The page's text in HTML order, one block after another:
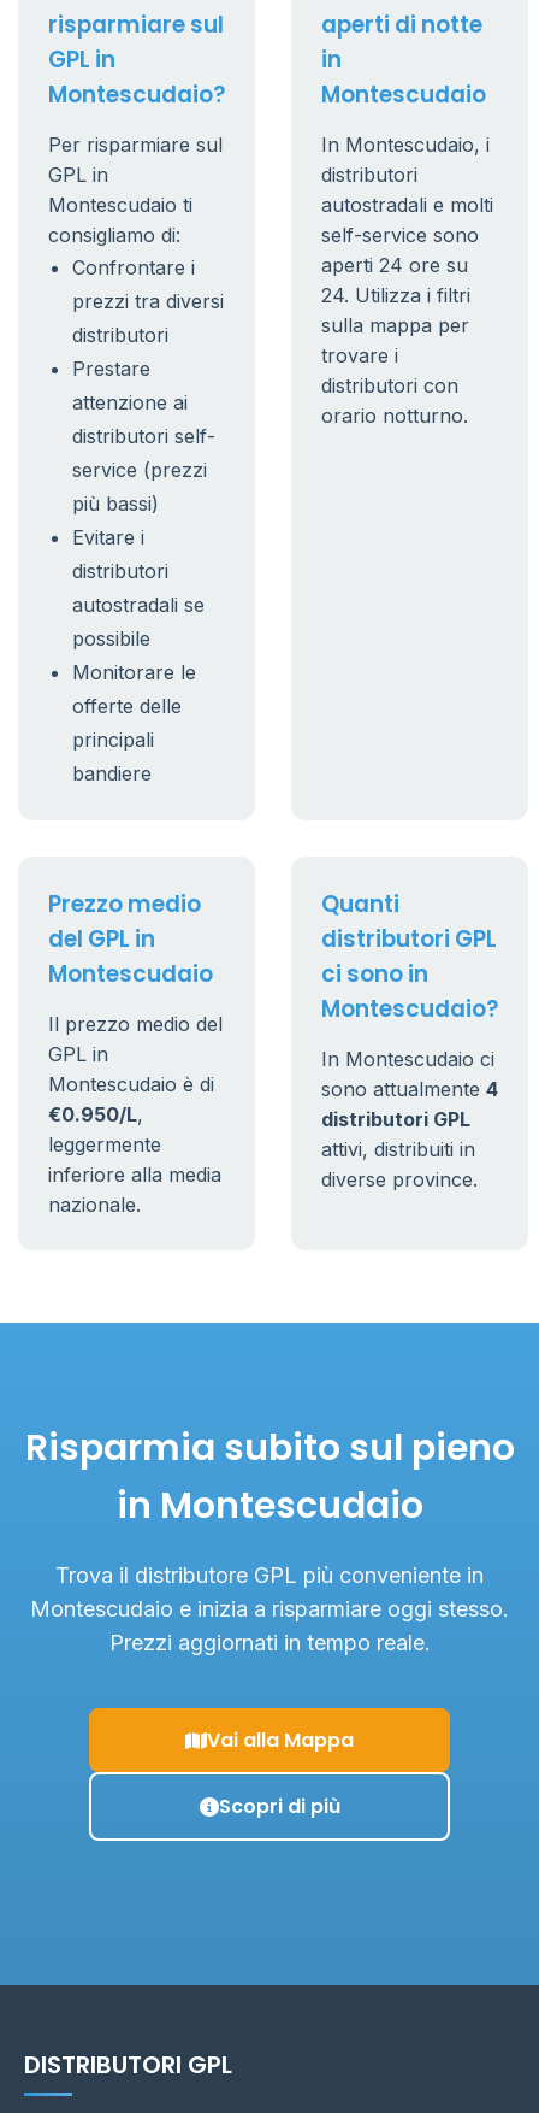
risparmiare sul
GPL in
Montescudaio?
Per risparmiare sul
GPL in
Montescudaio ti
consigliamo di:
Confrontare i
prezzi tra diversi
distributori
Prestare
attenzione ai
distributori self-
service (prezzi
più bassi)
Evitare i
distributori
autostradali se
possibile
Monitorare le
offerte delle
principali
bandiere
aperti di notte
in
Montescudaio
In Montescudaio, i
distributori
autostradali e molti
self-service sono
aperti 24 ore su
24. Utilizza i filtri
sulla mappa per
trovare i
distributori con
orario notturno.
Prezzo medio
del GPL in
Montescudaio
Il prezzo medio del
GPL in
Montescudaio è di
€0.950/L,
leggermente
inferiore alla media
nazionale.
Quanti
distributori GPL
ci sono in
Montescudaio?
In Montescudaio ci
sono attualmente 4
distributori GPL
attivi, distribuiti in
diverse province.
Risparmia subito sul pieno
in Montescudaio
Trova il distributore GPL più conveniente in
Montescudaio e inizia a risparmiare oggi stesso.
Prezzi aggiornati in tempo reale.
Vai alla Mappa
Scopri di più
DISTRIBUTORI GPL